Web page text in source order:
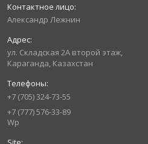
Александр Лежнин
ул. Складская 2А второй этаж,
Караганда, Казахстан
+7 (705) 324-73-55
+7 (777) 576-33-89
Wp